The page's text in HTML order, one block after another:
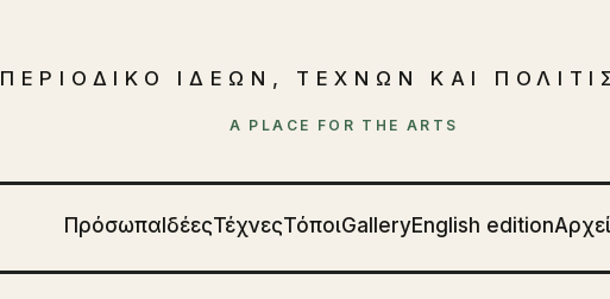
ΠΕΡΙΟΔΙΚΟ ΙΔΕΩΝ, ΤΕΧΝΩΝ ΚΑΙ
A PLACE FOR THE ARTS
Πρόσωπα ΙδέεςΤέχνεςΤόποιGalleryEnglish edition